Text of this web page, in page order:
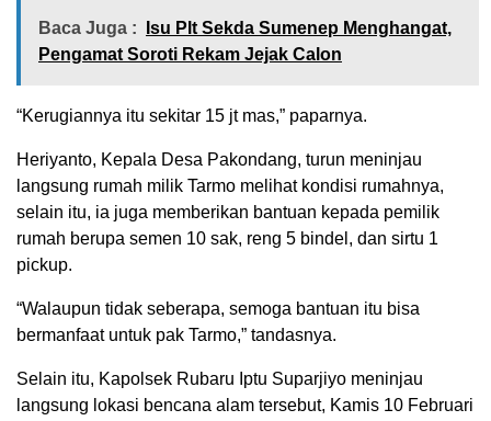
Baca Juga :
Isu Plt Sekda Sumenep Menghangat,
Pengamat Soroti Rekam Jejak Calon
“Kerugiannya itu sekitar 15 jt mas,” paparnya.
Heriyanto, Kepala Desa Pakondang, turun meninjau
langsung rumah milik Tarmo melihat kondisi rumahnya,
selain itu, ia juga memberikan bantuan kepada pemilik
rumah berupa semen 10 sak, reng 5 bindel, dan sirtu 1
pickup.
“Walaupun tidak seberapa, semoga bantuan itu bisa
bermanfaat untuk pak Tarmo,” tandasnya.
Selain itu, Kapolsek Rubaru Iptu Suparjiyo meninjau
langsung lokasi bencana alam tersebut, Kamis 10 Februari